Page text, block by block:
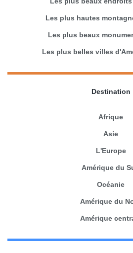
Les plus hautes
Les plus beaux
Les plus belles villes
Destination
Afrique
Asie
L'Europe
Amérique du
Océanie
Amérique du
Amérique